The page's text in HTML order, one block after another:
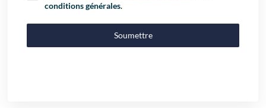
conditions générales.
Soumettre